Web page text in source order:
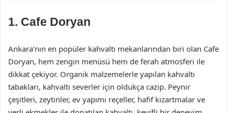
1. Cafe Doryan
Ankara’nın en popüler kahvaltı mekanlarından biri olan Cafe
Doryan, hem zengin menüsü hem de ferah atmosferi ile
dikkat çekiyor. Organik malzemelerle yapılan kahvaltı
tabakları, kahvaltı severler için oldukça cazip. Peynir
çeşitleri, zeytinler, ev yapımı reçeller, hafif kızartmalar ve